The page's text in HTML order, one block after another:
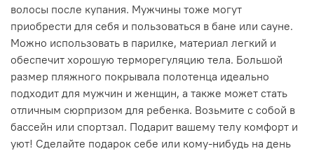
волосы после купания. Мужчины тоже могут
приобрести для себя и пользоваться в бане или сауне.
Можно использовать в парилке, материал легкий и
обеспечит хорошую терморегуляцию тела. Большой
размер пляжного покрывала полотенца идеально
подходит для мужчин и женщин, а также может стать
отличным сюрпризом для ребенка. Возьмите с собой в
бассейн или спортзал. Подарит вашему телу комфорт и
уют! Сделайте подарок себе или кому-нибудь на день